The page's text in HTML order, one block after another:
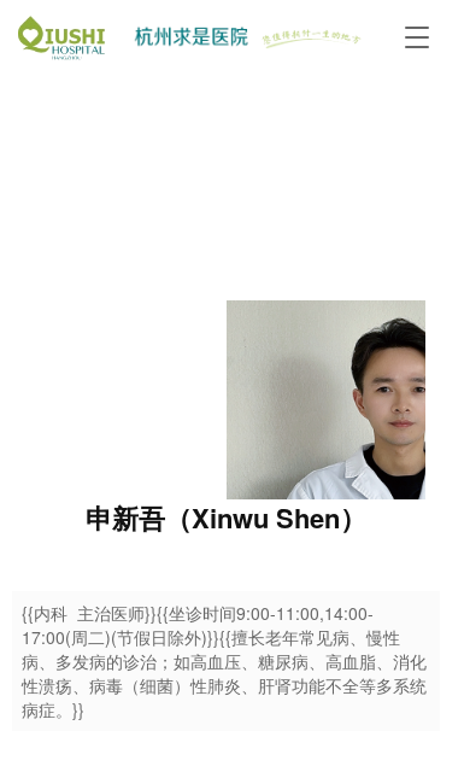
T
a
t
i
o
n
申新吾（Xinwu Shen）
{{内科 主治医师}}{{坐诊时间9:00-11:00,14:00-
17:00(周二)(节假日除外)}}{{擅长老年常见病、慢性
病、多发病的诊治；如高血压、糖尿病、高血脂、消化
性溃疡、病毒（细菌）性肺炎、肝肾功能不全等多系统
病症。}}